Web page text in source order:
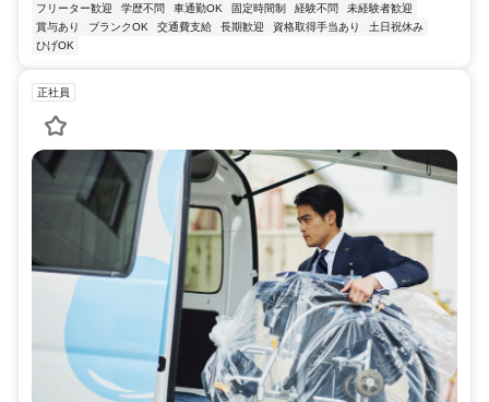
フリーター歓迎
学歴不問 車通勤OK 固定時間制 経験不問
未経験者歓迎
賞与あり
ブランクOK 交通費支給 長期歓迎 資格取得手当あり
土日祝休み
ひげOK
正社員